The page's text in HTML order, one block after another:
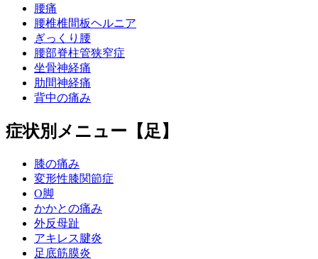
腰痛
腰椎椎間板ヘルニア
ぎっくり腰
腰部脊柱管狭窄症
坐骨神経痛
肋間神経痛
背中の痛み
症状別メニュー【足】
膝の痛み
変形性膝関節症
O脚
かかとの痛み
外反母趾
アキレス腱炎
足底筋膜炎